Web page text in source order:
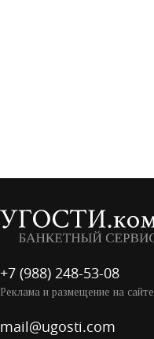
+7 (988) 248-53-08
Реклама и размещение на сайте
mail@ugosti.com